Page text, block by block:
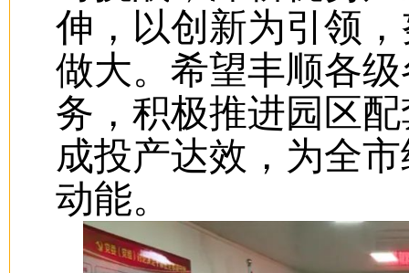
伸，以创新为引领
做大。希望丰顺各
务，积极推进园区
成投产达效，为全
动能。